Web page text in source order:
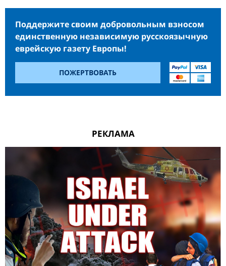
Поддержите своим добровольным взносом
единственную независимую русскоязычную
еврейскую газету Европы!
ПОЖЕРТВОВАТЬ
РЕКЛАМА